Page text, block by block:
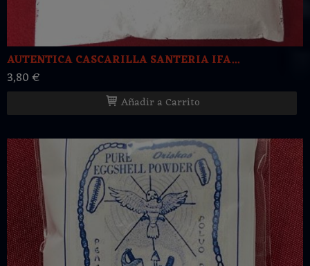
AUTENTICA CASCARILLA SANTERIA IFA...
3,80 €
Añadir a Carrito